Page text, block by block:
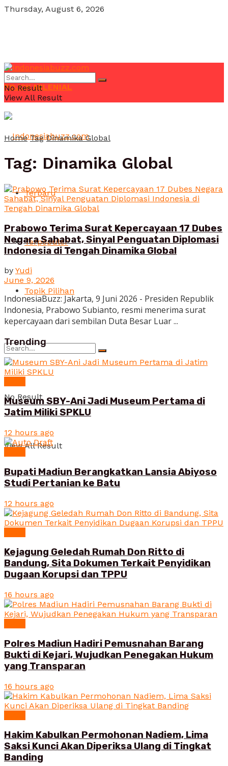
Thursday, August 6, 2026
POJOK MILENIAL
Terbaru
Terpopuler
Topik Pilihan
No Result
View All Result
No Result
View All Result
Home Tag Dinamika Global
Tag: Dinamika Global
Prabowo Terima Surat Kepercayaan 17 Dubes
Negara Sahabat, Sinyal Penguatan Diplomasi
Indonesia di Tengah Dinamika Global
by Yudi
June 9, 2026
IndonesiaBuzz: Jakarta, 9 Juni 2026 - Presiden Republik
Indonesia, Prabowo Subianto, resmi menerima surat
kepercayaan dari sembilan Duta Besar Luar ...
Trending
Museum SBY-Ani Jadi Museum Pertama di
Jatim Miliki SPKLU
12 hours ago
Bupati Madiun Berangkatkan Lansia Abiyoso
Studi Pertanian ke Batu
12 hours ago
Kejagung Geledah Rumah Don Ritto di
Bandung, Sita Dokumen Terkait Penyidikan
Dugaan Korupsi dan TPPU
16 hours ago
Polres Madiun Hadiri Pemusnahan Barang
Bukti di Kejari, Wujudkan Penegakan Hukum
yang Transparan
16 hours ago
Hakim Kabulkan Permohonan Nadiem, Lima
Saksi Kunci Akan Diperiksa Ulang di Tingkat
Banding